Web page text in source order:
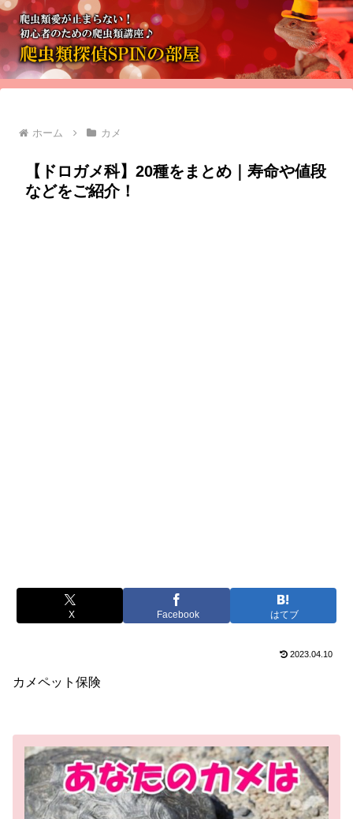
ホーム カメ
【ドロガメ科】20種をまとめ｜寿命や値段
などをご紹介！
X Facebook はてブ
2023.04.10
カメペット保険